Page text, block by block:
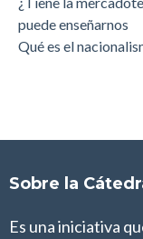
puede enseñarnos
Qué es el
Sobre la
Es una iniciativa